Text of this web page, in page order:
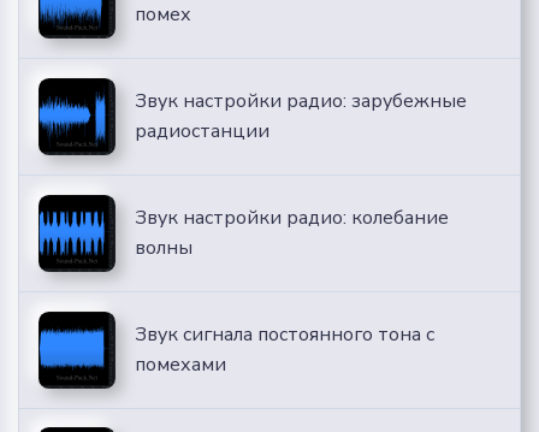
помех
Звук настройки радио: зарубежные
радиостанции
Звук настройки радио: колебание
волны
Звук сигнала постоянного тона с
помехами